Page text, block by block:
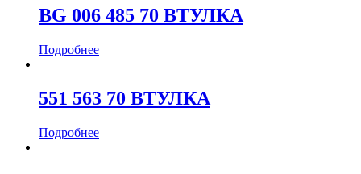
BG 006 485 70 ВТУЛКА
Подробнее
551 563 70 ВТУЛКА
Подробнее